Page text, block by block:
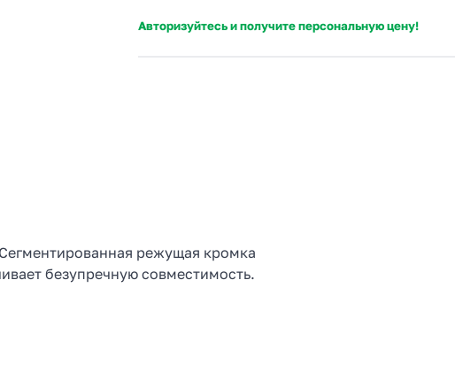
Авторизуйтесь и получите персональную цену!
режущая кромка
безупречную совместимость.